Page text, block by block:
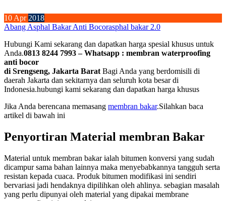
10Apr2018
Abang Asphal Bakar Anti Bocorasphal bakar 2.0
Hubungi Kami sekarang dan dapatkan harga spesial khusus untuk
Anda.0813 8244 7993 – Whatsapp : membran waterproofing
anti bocor
di Srengseng, Jakarta BaratBagi Anda yang berdomisili di
daerah Jakarta dan sekitarnya dan seluruh kota besar di
Indonesia.hubungi kami sekarang dan dapatkan harga khusus
Jika Anda berencana memasang membran bakar.Silahkan baca
artikel di bawah ini
Penyortiran Material membran Bakar
Material untuk membran bakar ialah bitumen konversi yang sudah
dicampur sama bahan lainnya maka menyebabkannya tangguh serta
resistan kepada cuaca. Produk bitumen modifikasi ini sendiri
bervariasi jadi hendaknya dipilihkan oleh ahlinya. sebagian masalah
yang perlu dipunyai oleh material yang dipakai membrane